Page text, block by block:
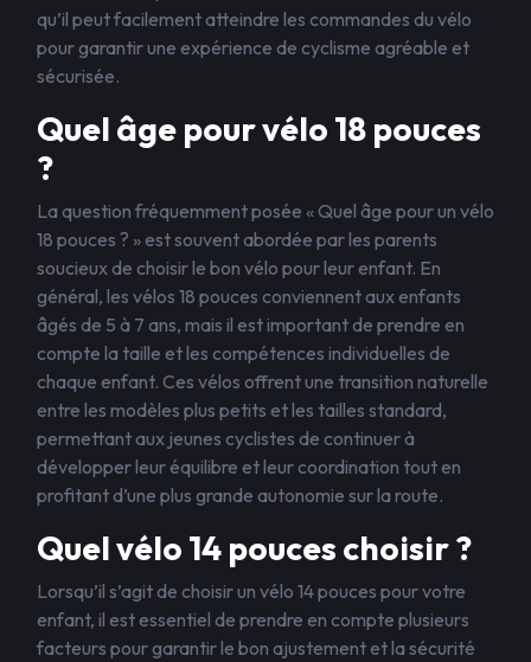
qu’il peut facilement atteindre les commandes du vélo
pour garantir une expérience de cyclisme agréable et
sécurisée.
Quel âge pour vélo 18 pouces
?
La question fréquemment posée « Quel âge pour un vélo
18 pouces ? » est souvent abordée par les parents
soucieux de choisir le bon vélo pour leur enfant. En
général, les vélos 18 pouces conviennent aux enfants
âgés de 5 à 7 ans, mais il est important de prendre en
compte la taille et les compétences individuelles de
chaque enfant. Ces vélos offrent une transition naturelle
entre les modèles plus petits et les tailles standard,
permettant aux jeunes cyclistes de continuer à
développer leur équilibre et leur coordination tout en
profitant d’une plus grande autonomie sur la route.
Quel vélo 14 pouces choisir ?
Lorsqu’il s’agit de choisir un vélo 14 pouces pour votre
enfant, il est essentiel de prendre en compte plusieurs
facteurs pour garantir le bon ajustement et la sécurité